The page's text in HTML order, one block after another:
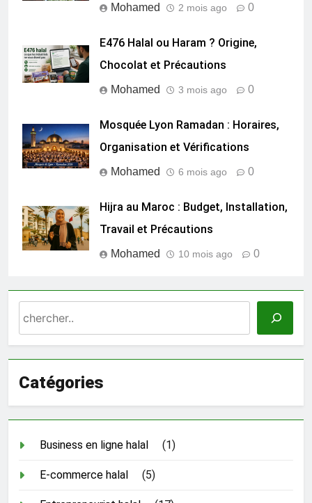
Mohamed 2 mois ago 0
E476 Halal ou Haram ? Origine,
Chocolat et Précautions
Mohamed 3 mois ago 0
Mosquée Lyon Ramadan : Horaires,
Organisation et Vérifications
Mohamed 6 mois ago 0
Hijra au Maroc : Budget, Installation,
Travail et Précautions
Mohamed 10 mois ago 0
Catégories
Business en ligne halal (1)
E-commerce halal (5)